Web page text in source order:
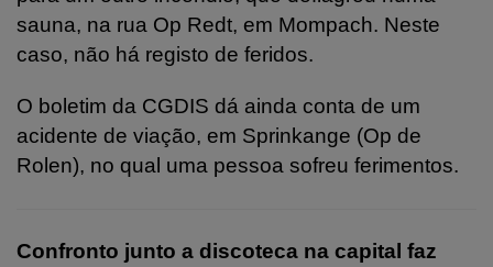
sauna, na rua Op Redt, em Mompach. Neste
caso, não há registo de feridos.
O boletim da CGDIS dá ainda conta de um
acidente de viação, em Sprinkange (Op de
Rolen), no qual uma pessoa sofreu ferimentos.
Confronto junto a discoteca na capital faz